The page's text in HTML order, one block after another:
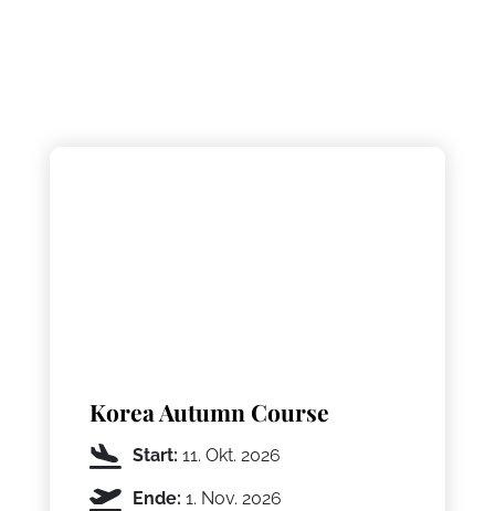
Korea Autumn Course
Start: 11. Okt. 2026
Ende: 1. Nov. 2026